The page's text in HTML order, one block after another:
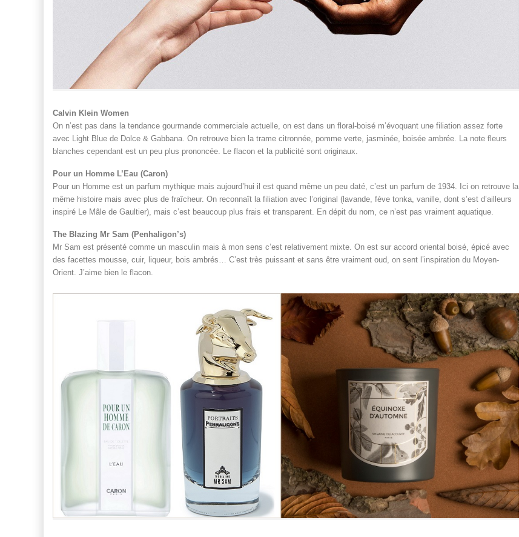
Calvin Klein Women
On n’est pas dans la tendance gourmande commerciale actuelle, on est dans un floral-boisé m’évoquant une filiation assez forte
avec Light Blue de Dolce & Gabbana. On retrouve bien la trame citronnée, pomme verte, jasminée, boisée ambrée. La note fleurs
blanches cependant est un peu plus prononcée. Le flacon et la publicité sont originaux.
Pour un Homme L’Eau (Caron)
Pour un Homme est un parfum mythique mais aujourd’hui il est quand même un peu daté, c’est un parfum de 1934. Ici on retrouve la
même histoire mais avec plus de fraîcheur. On reconnaît la filiation avec l’original (lavande, fève tonka, vanille, dont s’est d’ailleurs
inspiré Le Mâle de Gaultier), mais c’est beaucoup plus frais et transparent. En dépit du nom, ce n’est pas vraiment aquatique.
The Blazing Mr Sam (Penhaligon’s)
Mr Sam est présenté comme un masculin mais à mon sens c’est relativement mixte. On est sur accord oriental boisé, épicé avec
des facettes mousse, cuir, liqueur, bois ambrés… C’est très puissant et sans être vraiment oud, on sent l’inspiration du Moyen-
Orient. J’aime bien le flacon.